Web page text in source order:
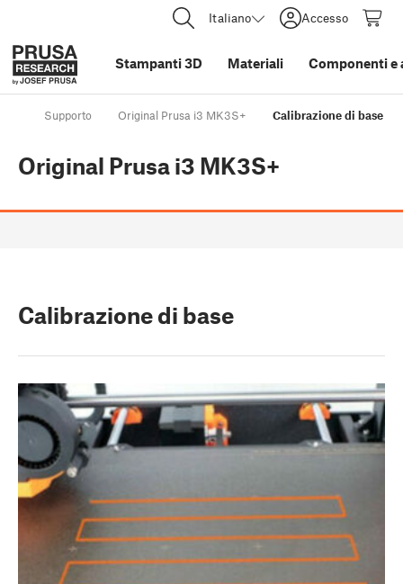
Italiano Accesso
Stampanti 3D Materiali Componenti e
Supporto Original Prusa i3 MK3S+ Calibrazione di base
Original Prusa i3 MK3S+
Calibrazione di base